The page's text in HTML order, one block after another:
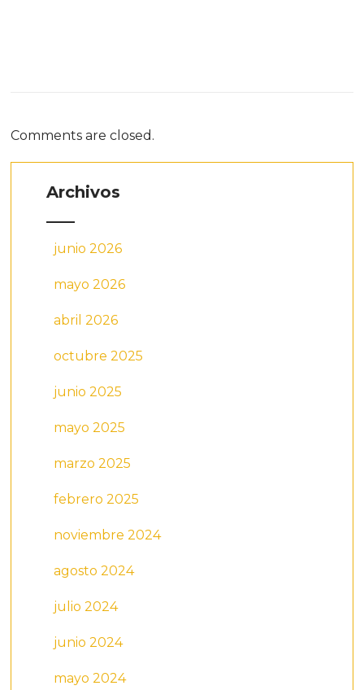
Comments are closed.
Archivos
junio 2026
mayo 2026
abril 2026
octubre 2025
junio 2025
mayo 2025
marzo 2025
febrero 2025
noviembre 2024
agosto 2024
julio 2024
junio 2024
mayo 2024